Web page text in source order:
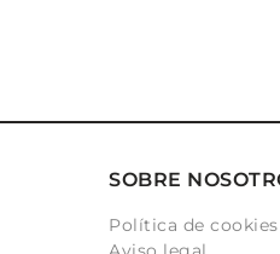
SOBRE
Política de cookies